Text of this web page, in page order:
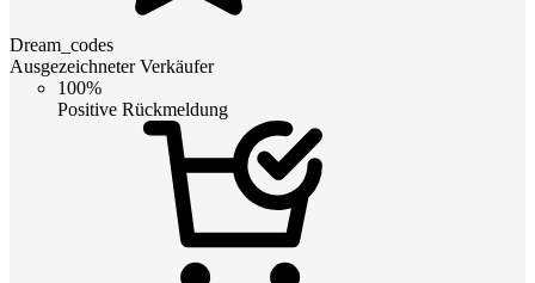
Dream_codes
Ausgezeichneter Verkäufer
100%
Positive Rückmeldung